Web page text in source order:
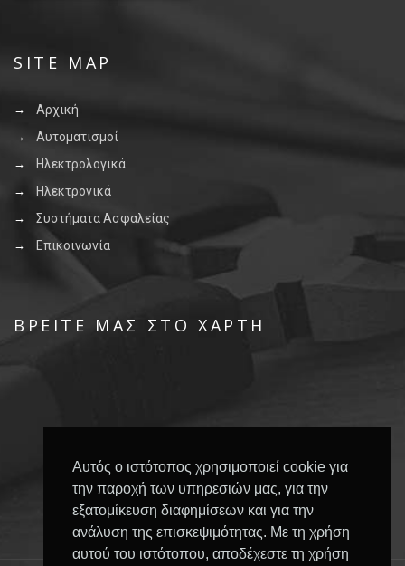
Αυτός ο ιστότοπος χρησιμοποιεί cookie για
την παροχή των υπηρεσιών μας, για την
εξατομίκευση διαφημίσεων και για την
ανάλυση της επισκεψιμότητας. Με τη χρήση
αυτού του ιστότοπου, αποδέχεστε τη χρήση
SITE MAP
Αρχική
Αυτοματισμοί
Ηλεκτρολογικά
Ηλεκτρονικά
Συστήματα Ασφαλείας
Επικοινωνία
ΒΡΕΊΤΕ ΜΑΣ ΣΤΟ ΧΆΡΤΗ